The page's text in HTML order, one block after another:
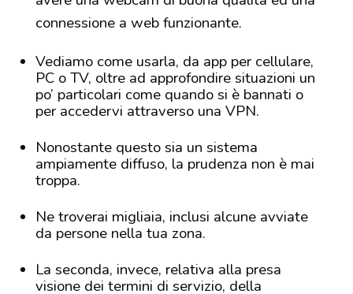
connessione a web funzionante.
Vediamo come usarla, da app per cellulare,
PC o TV, oltre ad approfondire situazioni un
po’ particolari come quando si è bannati o
per accedervi attraverso una VPN.
Nonostante questo sia un sistema
ampiamente diffuso, la prudenza non è mai
troppa.
Ne troverai migliaia, inclusi alcune avviate
da persone nella tua zona.
La seconda, invece, relativa alla presa
visione dei termini di servizio, della